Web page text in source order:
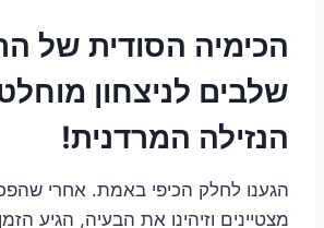
שלבים לניצחון
הנזילה המרדנית!
הגענו לחלק הכיפי באמת. אחרי
מצטיינים וזיהינו את הבעיה, הגיע